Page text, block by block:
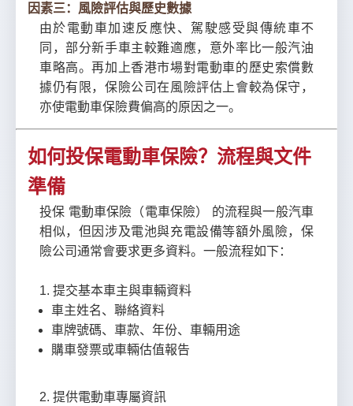
因素三：風險評估與歷史數據
由於電動車加速反應快、駕駛感受與傳統車不
同，部分新手車主較難適應，意外率比一般汽油
車略高。再加上香港市場對電動車的歷史索償數
據仍有限，保險公司在風險評估上會較為保守，
亦使電動車保險費偏高的原因之一。
如何投保電動車保險？流程與文件
準備
投保 電動車保險（電車保險） 的流程與一般汽車
相似，但因涉及電池與充電設備等額外風險，保
險公司通常會要求更多資料。一般流程如下：
1. 提交基本車主與車輛資料
車主姓名、聯絡資料
車牌號碼、車款、年份、車輛用途
購車發票或車輛估值報告
2. 提供電動車專屬資訊